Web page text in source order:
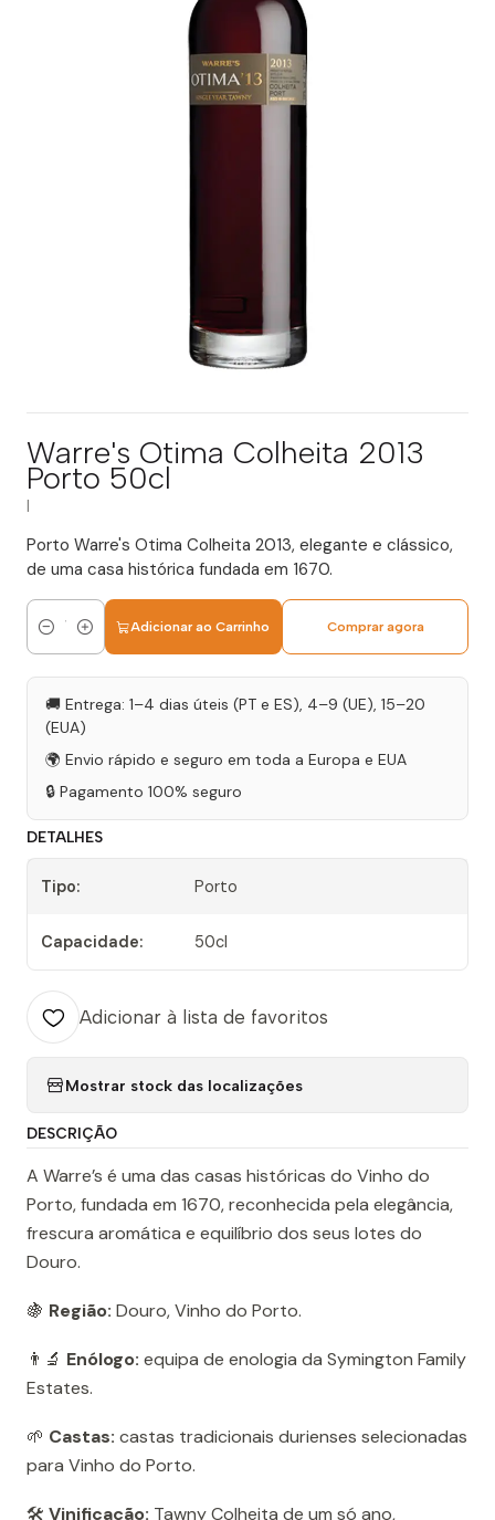
Warre's Otima Colheita 2013
Porto 50cl
Porto Warre's Otima Colheita 2013, elegante e clássico,
de uma casa histórica fundada em 1670.
Quantidade
Adicionar ao Carrinho Comprar agora
🚚 Entrega: 1–4 dias úteis (PT e ES), 4–9 (UE), 15–20
(EUA)
🌍 Envio rápido e seguro em toda a Europa e EUA
🔒 Pagamento 100% seguro
DETALHES
Tipo: Porto
Capacidade: 50cl
Adicionar à lista de favoritos
Mostrar stock das localizações
DESCRIÇÃO
A Warre’s é uma das casas históricas do Vinho do
Porto, fundada em 1670, reconhecida pela elegância,
frescura aromática e equilíbrio dos seus lotes do
Douro.
🍇 Região: Douro, Vinho do Porto.
👨‍🔬 Enólogo: equipa de enologia da Symington Family
Estates.
🌱 Castas: castas tradicionais durienses selecionadas
para Vinho do Porto.
🛠️ Vinificação: Tawny Colheita de um só ano,